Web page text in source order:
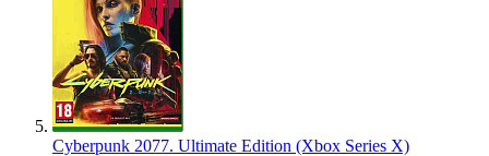
Cyberpunk 2077. Ultimate Edition (Xbox Series X)